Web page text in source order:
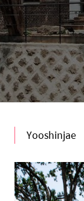
Yooshinjae